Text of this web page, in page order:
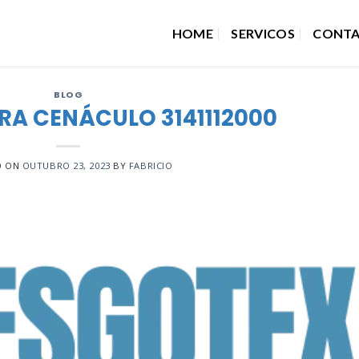
HOME SERVICOS
BLOG
CENÁCULO 3141112000
ON OUTUBRO 23, 2023 BY FABRICIO